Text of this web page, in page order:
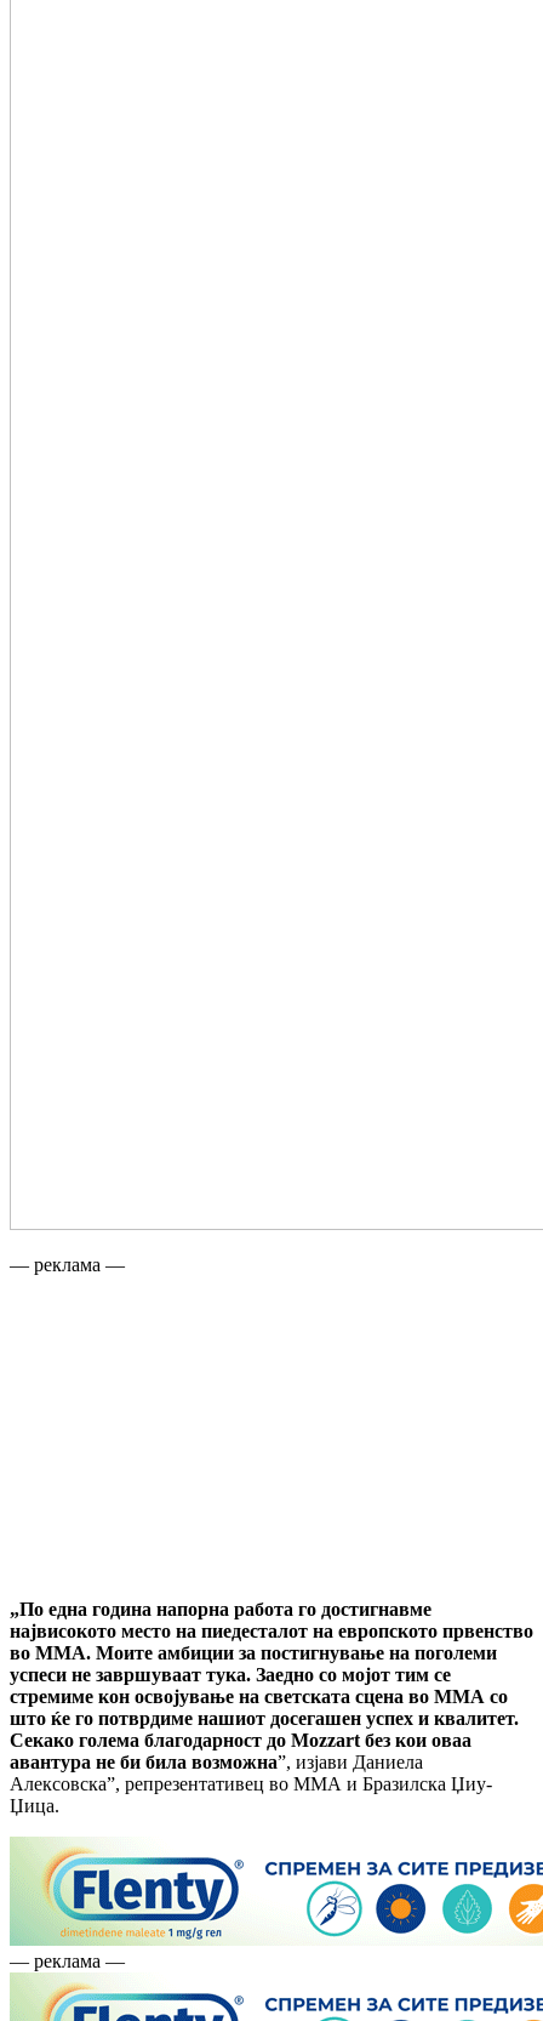
— реклама —
„По една година напорна работа го достигнавме
највисокото место на пиедесталот на европското првенство
во ММА. Моите амбиции за постигнување на поголеми
успеси не завршуваат тука. Заедно со мојот тим се
стремиме кон освојување на светската сцена во ММА со
што ќе го потврдиме нашиот досегашен успех и квалитет.
Секако голема благодарност до Mozzart без кои оваа
авантура не би била возможна”, изјави Даниела
Алексовска”, репрезентативец во ММА и Бразилска Џиу-
Џица.
— реклама —